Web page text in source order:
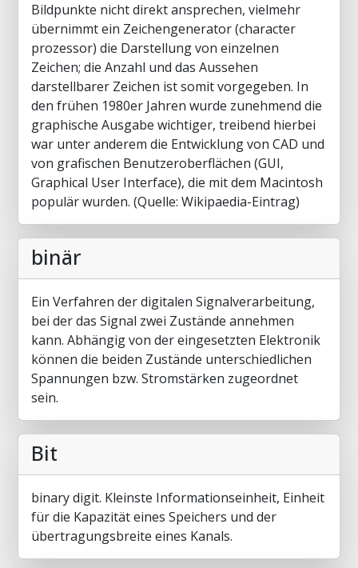
Bildpunkte nicht direkt ansprechen, vielmehr
übernimmt ein Zeichengenerator (character
prozessor) die Darstellung von einzelnen
Zeichen; die Anzahl und das Aussehen
darstellbarer Zeichen ist somit vorgegeben. In
den frühen 1980er Jahren wurde zunehmend die
graphische Ausgabe wichtiger, treibend hierbei
war unter anderem die Entwicklung von CAD und
von grafischen Benutzeroberflächen (GUI,
Graphical User Interface), die mit dem Macintosh
populär wurden. (Quelle: Wikipaedia-Eintrag)
binär
Ein Verfahren der digitalen Signalverarbeitung,
bei der das Signal zwei Zustände annehmen
kann. Abhängig von der eingesetzten Elektronik
können die beiden Zustände unterschiedlichen
Spannungen bzw. Stromstärken zugeordnet
sein.
Bit
binary digit. Kleinste Informationseinheit, Einheit
für die Kapazität eines Speichers und der
übertragungsbreite eines Kanals.